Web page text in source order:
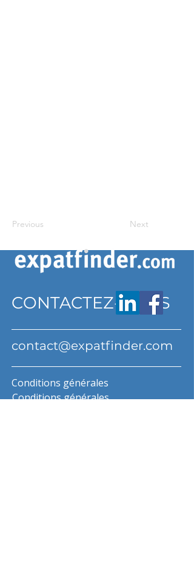
Previous Next
CONTACTEZ-NOUS
contact@expatfinder.com
Conditions générales
Conditions générales